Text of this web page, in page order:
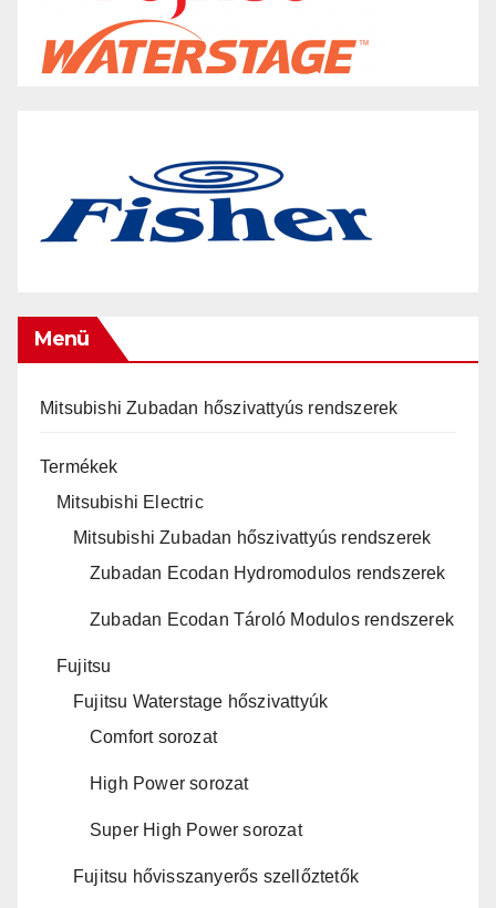
Menü
Mitsubishi Zubadan hőszivattyús rendszerek
Termékek
Mitsubishi Electric
Mitsubishi Zubadan hőszivattyús rendszerek
Zubadan Ecodan Hydromodulos rendszerek
Zubadan Ecodan Tároló Modulos rendszerek
Fujitsu
Fujitsu Waterstage hőszivattyúk
Comfort sorozat
High Power sorozat
Super High Power sorozat
Fujitsu hővisszanyerős szellőztetők